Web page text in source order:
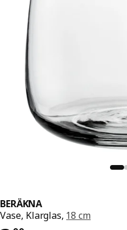
BERÄKNA
Vase, Klarglas, 18 cm